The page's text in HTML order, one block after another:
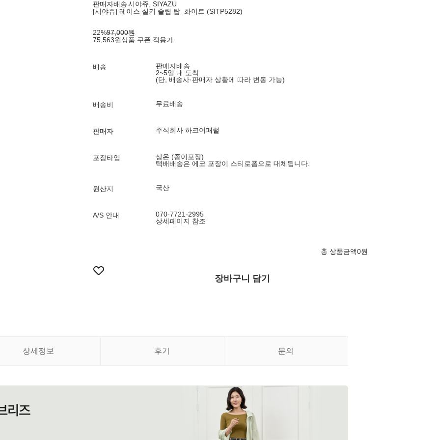
판매자배송시야쥬, SIYAZU
[시야쥬] 레이스 실키 슬립 탑_화이트 (SITP5282)
22%97,000원
75,563원상품 쿠폰 적용가
배송
판매자배송
2~5일 내 도착
(단, 배송사·판매자 상황에 따라 변동 가능)
배송비 무료배송
판매자 주식회사 하크어패럴
포장타입
상온 (종이포장)
택배배송은 에코 포장이 스티로폼으로 대체됩니다.
원산지 국산
A/S 안내
070-7721-2995
상세페이지 참조
총 상품금액0원
장바구니 담기
상세정보 후기 문의